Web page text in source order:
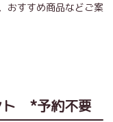
おすすめ商品などご案
ト *予約不要